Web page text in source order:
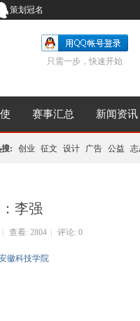
策划冠名
只需一步，快速开始
赛事汇总 新闻资讯
: 创业 征文 设计 广告 公益
李强
查看: 2804 评论: 0
徽科技学院